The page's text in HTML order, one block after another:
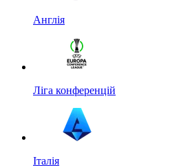
Англія
Ліга конференцій
Італія